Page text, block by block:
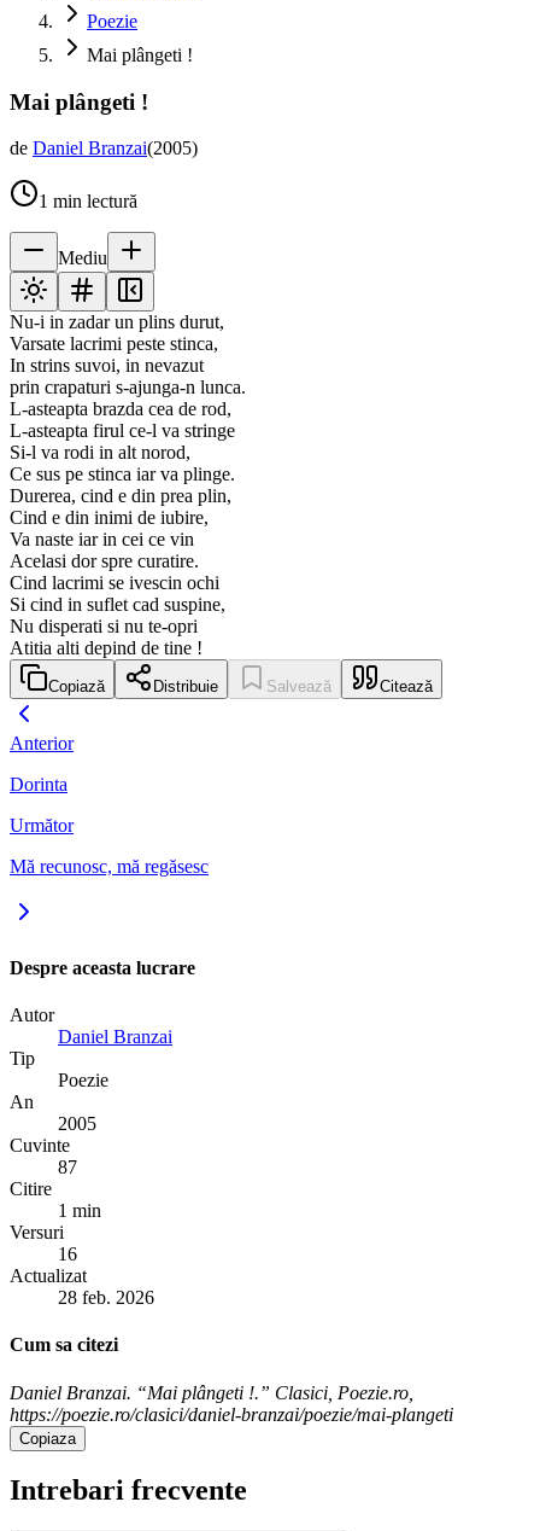
Poezie
Mai plângeti !
Mai plângeti !
de Daniel Branzai(2005)
1 min lectură
Mediu
Nu-i in zadar un plins durut,
Varsate lacrimi peste stinca,
In strins suvoi, in nevazut
prin crapaturi s-ajunga-n lunca.
L-asteapta brazda cea de rod,
L-asteapta firul ce-l va stringe
Si-l va rodi in alt norod,
Ce sus pe stinca iar va plinge.
Durerea, cind e din prea plin,
Cind e din inimi de iubire,
Va naste iar in cei ce vin
Acelasi dor spre curatire.
Cind lacrimi se ivescin ochi
Si cind in suflet cad suspine,
Nu disperati si nu te-opri
Atitia alti depind de tine !
Copiază Distribuie Salvează Citează
Anterior
Dorinta
Următor
Mă recunosc, mă regăsesc
Despre aceasta lucrare
Autor
Daniel Branzai
Tip
Poezie
An
2005
Cuvinte
87
Citire
1 min
Versuri
16
Actualizat
28 feb. 2026
Cum sa citezi
Daniel Branzai. “Mai plângeti !.” Clasici, Poezie.ro,
https://poezie.ro/clasici/daniel-branzai/poezie/mai-plangeti
Copiaza
Intrebari frecvente